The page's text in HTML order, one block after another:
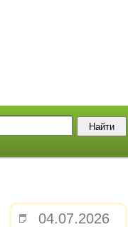
04.07.2026